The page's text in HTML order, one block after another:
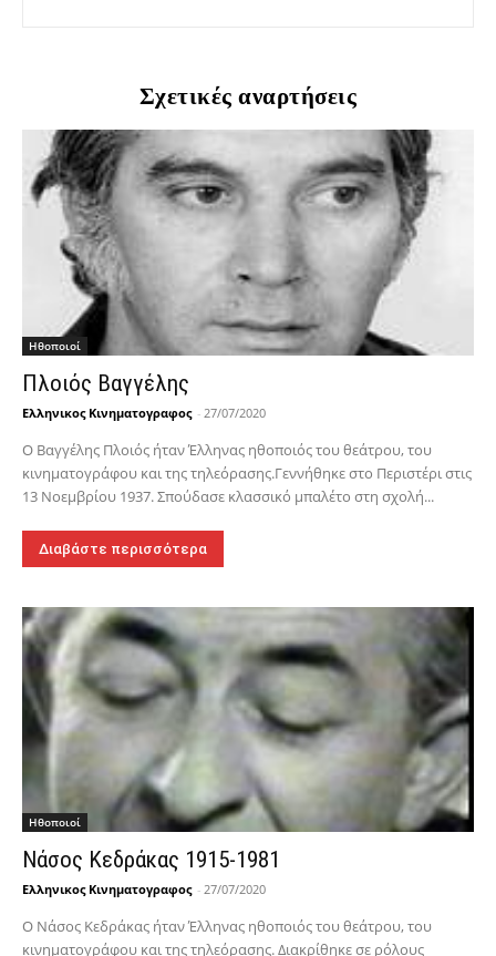
Σχετικές αναρτήσεις
Hθοποιοί
Πλοιός Βαγγέλης
Ελληνικος Κινηματογραφος - 27/07/2020
O Βαγγέλης Πλοιός ήταν Έλληνας ηθοποιός του θεάτρου, του
κινηματογράφου και της τηλεόρασης.Γεννήθηκε στο Περιστέρι στις
13 Νοεμβρίου 1937. Σπούδασε κλασσικό μπαλέτο στη σχολή...
Διαβάστε περισσότερα
Hθοποιοί
Νάσος Κεδράκας 1915-1981
Ελληνικος Κινηματογραφος - 27/07/2020
Ο Νάσος Κεδράκας ήταν Έλληνας ηθοποιός του θεάτρου, του
κινηματογράφου και της τηλεόρασης. Διακρίθηκε σε ρόλους